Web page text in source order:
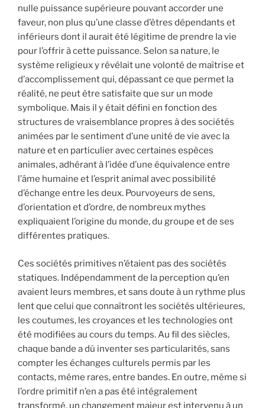
nulle puissance supérieure pouvant accorder une
faveur, non plus qu’une classe d’êtres dépendants et
inférieurs dont il aurait été légitime de prendre la vie
pour l’offrir à cette puissance. Selon sa nature, le
système religieux y révélait une volonté de maîtrise et
d’accomplissement qui, dépassant ce que permet la
réalité, ne peut être satisfaite que sur un mode
symbolique. Mais il y était défini en fonction des
structures de vraisemblance propres à des sociétés
animées par le sentiment d’une unité de vie avec la
nature et en particulier avec certaines espèces
animales, adhérant à l’idée d’une équivalence entre
l’âme humaine et l’esprit animal avec possibilité
d’échange entre les deux. Pourvoyeurs de sens,
d’orientation et d’ordre, de nombreux mythes
expliquaient l’origine du monde, du groupe et de ses
différentes pratiques.
Ces sociétés primitives n’étaient pas des sociétés
statiques. Indépendamment de la perception qu’en
avaient leurs membres, et sans doute à un rythme plus
lent que celui que connaîtront les sociétés ultérieures,
les coutumes, les croyances et les technologies ont
été modifiées au cours du temps. Au fil des siècles,
chaque bande a dû inventer ses particularités, sans
compter les échanges culturels permis par les
contacts, même rares, entre bandes. En outre, même si
l’ordre primitif n’en a pas été intégralement
transformé, un changement majeur est intervenu à un